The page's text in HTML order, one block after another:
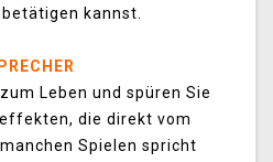
kannst.
Leben und spüren Sie
die direkt vom
Spielen spricht